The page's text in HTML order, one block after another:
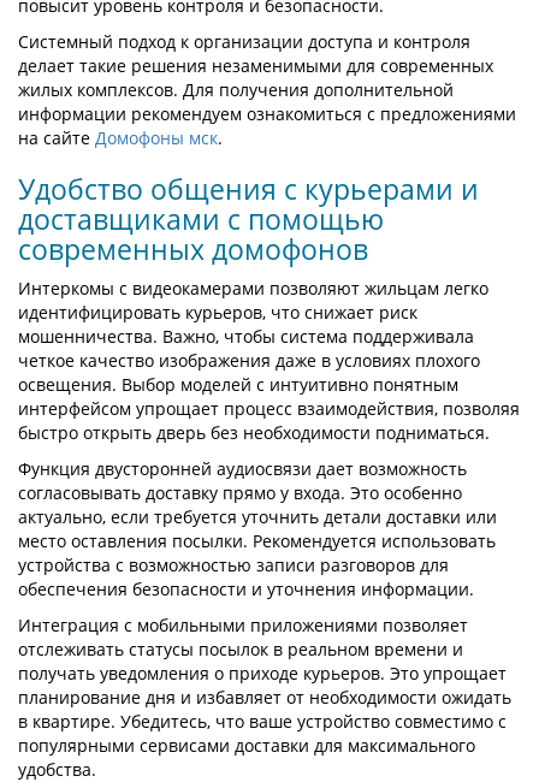
повысит уровень контроля и безопасности.
Системный подход к организации доступа и контроля
делает такие решения незаменимыми для современных
жилых комплексов. Для получения дополнительной
информации рекомендуем ознакомиться с предложениями
на сайте Домофоны мск.
Удобство общения с курьерами и
доставщиками с помощью
современных домофонов
Интеркомы с видеокамерами позволяют жильцам легко
идентифицировать курьеров, что снижает риск
мошенничества. Важно, чтобы система поддерживала
четкое качество изображения даже в условиях плохого
освещения. Выбор моделей с интуитивно понятным
интерфейсом упрощает процесс взаимодействия, позволяя
быстро открыть дверь без необходимости подниматься.
Функция двусторонней аудиосвязи дает возможность
согласовывать доставку прямо у входа. Это особенно
актуально, если требуется уточнить детали доставки или
место оставления посылки. Рекомендуется использовать
устройства с возможностью записи разговоров для
обеспечения безопасности и уточнения информации.
Интеграция с мобильными приложениями позволяет
отслеживать статусы посылок в реальном времени и
получать уведомления о приходе курьеров. Это упрощает
планирование дня и избавляет от необходимости ожидать
в квартире. Убедитесь, что ваше устройство совместимо с
популярными сервисами доставки для максимального
удобства.